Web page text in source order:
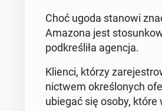
Choć ugoda stanowi
Amazona jest
pod­kre­śli­ła agencja.
Klienci, którzy
nic­twem okre­ślo­nych
ubiegać się osoby,